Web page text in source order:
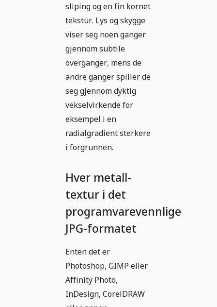
sliping og en fin kornet
tekstur. Lys og skygge
viser seg noen ganger
gjennom subtile
overganger, mens de
andre ganger spiller de
seg gjennom dyktig
vekselvirkende for
eksempel i en
radialgradient sterkere
i forgrunnen.
Hver metall-
textur i det
programvarevennlige
JPG-formatet
Enten det er
Photoshop, GIMP eller
Affinity Photo,
InDesign, CorelDRAW